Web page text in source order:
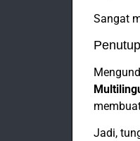
Sangat
Penutup
Jadi,